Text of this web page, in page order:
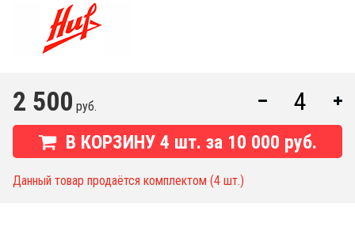
2 500 руб.
В КОРЗИНУ 4 шт. за 10 000 руб.
Данный товар продаётся комплектом (4 шт.)